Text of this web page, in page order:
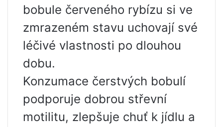
bobule červeného rybízu si ve
zmrazeném stavu uchovají své
léčivé vlastnosti po dlouhou
dobu.
Konzumace čerstvých bobulí
podporuje dobrou střevní
motilitu, zlepšuje chuť k jídlu a